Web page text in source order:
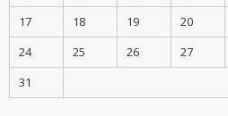
17
18 19 20
24
25 26 27
31